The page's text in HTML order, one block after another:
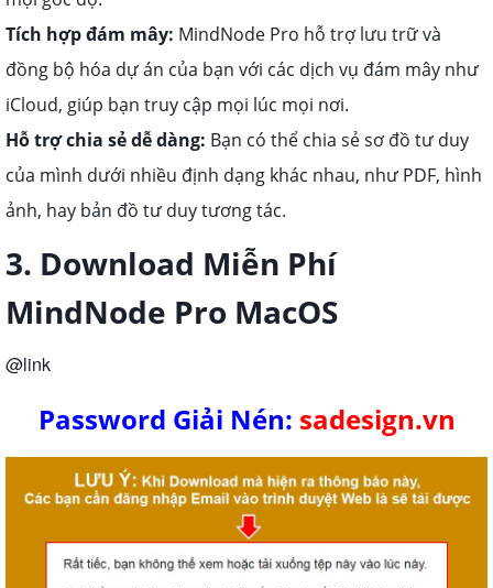
Tích hợp đám mây: MindNode Pro hỗ trợ lưu trữ và
đồng bộ hóa dự án của bạn với các dịch vụ đám mây như
iCloud, giúp bạn truy cập mọi lúc mọi nơi.
Hỗ trợ chia sẻ dễ dàng: Bạn có thể chia sẻ sơ đồ tư duy
của mình dưới nhiều định dạng khác nhau, như PDF, hình
ảnh, hay bản đồ tư duy tương tác.
3. Download Miễn Phí
MindNode Pro MacOS
@link
Password Giải Nén: sadesign.vn